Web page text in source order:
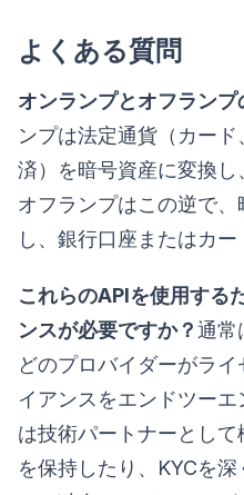
よくある質問
オンランプとオフランプ
ンプは法定通貨（カー
済）を暗号資産に変換し
オフランプはこの逆で
し、銀行口座またはカー
これらのAPIを使用する
ンスが必要ですか？通常
どのプロバイダーがラ
イアンスをエンドツー
は技術パートナーとし
を保持したり、KYCを